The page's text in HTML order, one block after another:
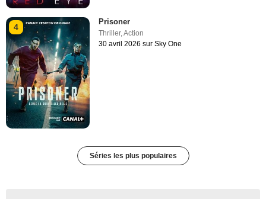
4
Prisoner
Thriller,Action
30 avril 2026 sur Sky One
Séries les plus populaires